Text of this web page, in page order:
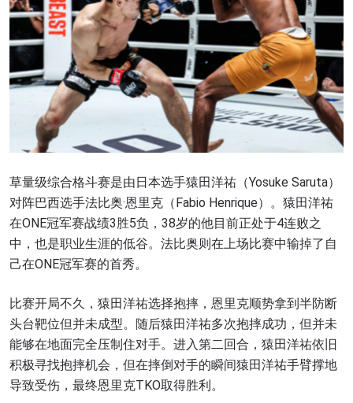
草量级综合格斗赛是由日本选手猿田洋祐（Yosuke Saruta）
对阵巴西选手法比奥·恩里克（Fabio Henrique）。猿田洋祐
在ONE冠军赛战绩3胜5负，38岁的他目前正处于4连败之
中，也是职业生涯的低谷。法比奥则在上场比赛中输掉了自
己在ONE冠军赛的首秀。
比赛开局不久，猿田洋祐选择抱摔，恩里克顺势拿到半防断
头台靶位但并未成型。随后猿田洋祐多次抱摔成功，但并未
能够在地面完全压制住对手。进入第二回合，猿田洋祐依旧
积极寻找抱摔机会，但在摔倒对手的瞬间猿田洋祐手臂撑地
导致受伤，最终恩里克TKO取得胜利。